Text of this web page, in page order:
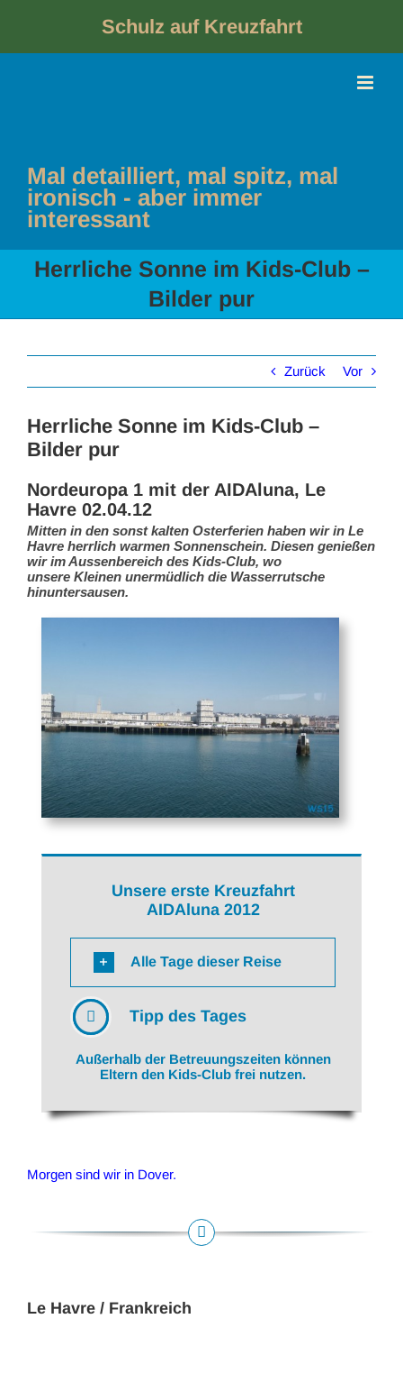
Schulz auf Kreuzfahrt
Mal detailliert, mal spitz, mal
ironisch - aber immer
interessant
Herrliche Sonne im Kids-Club –
Bilder pur
Zurück Vor
Herrliche Sonne im Kids-Club –
Bilder pur
Nordeuropa 1 mit der AIDAluna, Le
Havre 02.04.12
Mitten in den sonst kalten Osterferien haben wir in Le
Havre herrlich warmen Sonnenschein. Diesen genießen
wir im Aussenbereich des Kids-Club, wo
unsere Kleinen unermüdlich die Wasserrutsche
hinuntersausen.
Unsere erste Kreuzfahrt
AIDAluna 2012
Alle Tage dieser Reise
Tipp des Tages
Außerhalb der Betreuungszeiten können
Eltern den Kids-Club frei nutzen.
Morgen sind wir in Dover.
Le Havre / Frankreich